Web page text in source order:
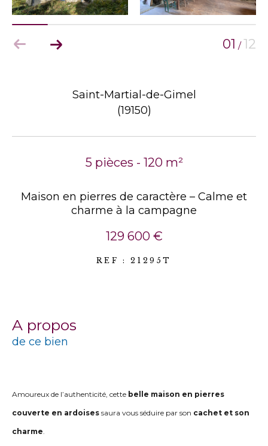
01 /12
Saint-Martial-de-Gimel
(19150)
5 pièces - 120 m²
Maison en pierres de caractère – Calme et
charme à la campagne
129 600 €
REF : 21295T
a propos
de ce bien
Amoureux de l’authenticité, cette belle maison en pierres
couverte en ardoises saura vous séduire par son cachet et son
charme